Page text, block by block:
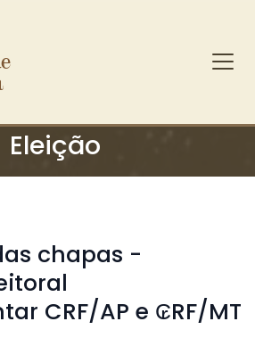
Eleição
chapas -
CRF/AP e ₢RF/MT